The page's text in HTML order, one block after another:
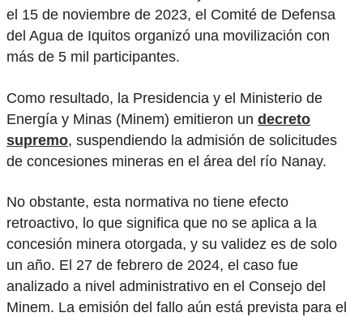
el 15 de noviembre de 2023, el Comité de Defensa
del Agua de Iquitos organizó una movilización con
más de 5 mil participantes.
Como resultado, la Presidencia y el Ministerio de
Energía y Minas (Minem) emitieron un decreto
supremo, suspendiendo la admisión de solicitudes
de concesiones mineras en el área del río Nanay.
No obstante, esta normativa no tiene efecto
retroactivo, lo que significa que no se aplica a la
concesión minera otorgada, y su validez es de solo
un año. El 27 de febrero de 2024, el caso fue
analizado a nivel administrativo en el Consejo del
Minem. La emisión del fallo aún está prevista para el